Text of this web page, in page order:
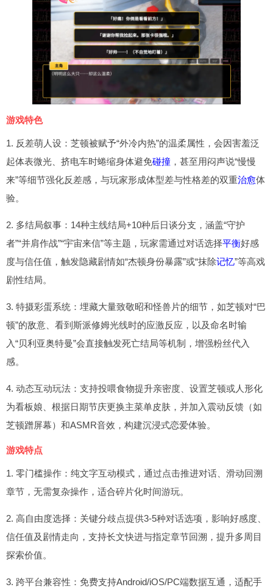
游戏特色
1. 反差萌人设：芝顿被赋予“外冷内热”的温柔属性，会因害羞泛
起体表微光、挤电车时蜷缩身体避免碰撞 ，甚至用闷声说“慢慢
来”等细节强化反差感，与玩家形成体型差与性格差的双重治愈体
验。
2. 多结局叙事：14种主线结局+10种后日谈分支，涵盖“守护
者”“并肩作战”“宇宙来信”等主题，玩家需通过对话选择平衡好感
度与信任值，触发隐藏剧情如“杰顿身份暴露”或“抹除记忆”等高戏
剧性结局。
3. 特摄彩蛋系统：埋藏大量致敬昭和怪兽片的细节，如芝顿对“巴
顿”的敌意、看到斯派修姆光线时的应激反应，以及命名时输
入“贝利亚奥特曼”会直接触发死亡结局等机制，增强粉丝代入
感。
4. 动态互动玩法：支持投喂食物提升亲密度、设置芝顿或人形化
为看板娘、根据日期节庆更换主菜单皮肤，并加入震动反馈（如
芝顿蹭屏幕）和ASMR音效，构建沉浸式恋爱体验。
游戏特点
1. 零门槛操作：纯文字互动模式，通过点击推进对话、滑动回溯
章节，无需复杂操作，适合碎片化时间游玩。
2. 高自由度选择：关键分歧点提供3-5种对话选项，影响好感度、
信任值及剧情走向，支持长文快进与指定章节回溯，提升多周目
探索价值。
3. 跨平台兼容性：免费支持Android/iOS/PC端数据互通，适配手